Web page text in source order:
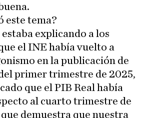
este tema?
explicando a los
el INE había vuelto a
en la publicación de
primer trimestre de 2025,
que el PIB Real había
al cuarto trimestre de
demuestra que nuestra